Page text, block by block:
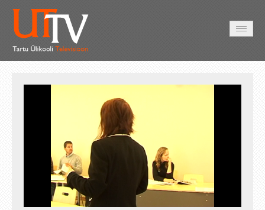
UnmuteLoaded
2.27%